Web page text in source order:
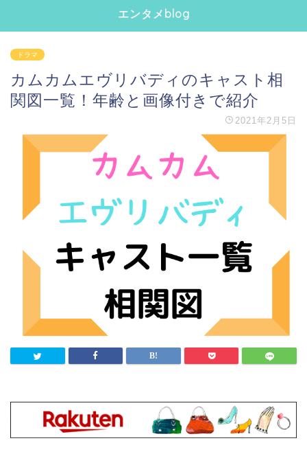
エンタメblog
ドラマ
カムカムエヴリバディのキャスト相
関図一覧！年齢と画像付きで紹介
2021年2月5日